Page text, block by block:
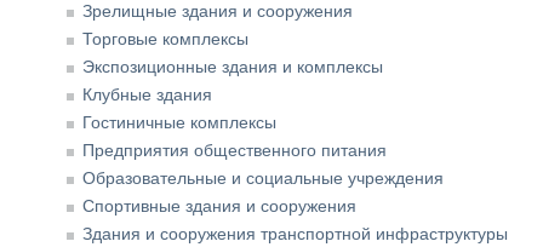
Зрелищные здания и сооружения
Торговые комплексы
Экспозиционные здания и комплексы
Клубные здания
Гостиничные комплексы
Предприятия общественного питания
Образовательные и социальные учреждения
Спортивные здания и сооружения
Здания и сооружения транспортной инфраструктуры